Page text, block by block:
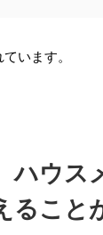
います。
ハウス
ること